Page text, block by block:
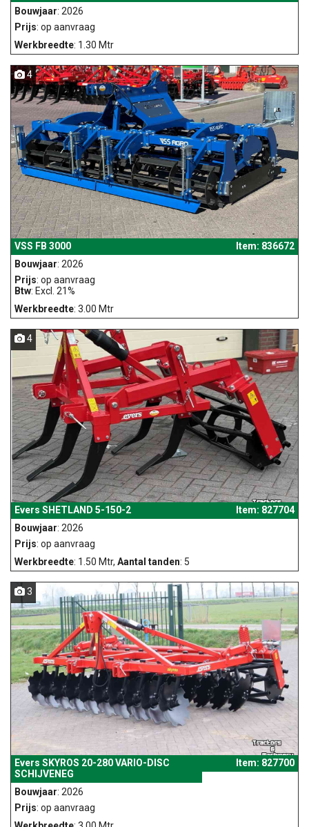
Bouwjaar: 2026
Prijs: op aanvraag
Werkbreedte: 1.30 Mtr
4
VSS FB 3000
Item: 836672
Bouwjaar: 2026
Prijs: op aanvraag
Btw: Excl. 21%
Werkbreedte: 3.00 Mtr
4
Evers SHETLAND 5-150-2
Item: 827704
Bouwjaar: 2026
Prijs: op aanvraag
Werkbreedte: 1.50 Mtr, Aantal tanden: 5
3
Evers SKYROS 20-280 VARIO-DISC
SCHIJVENEG
Item: 827700
Bouwjaar: 2026
Prijs: op aanvraag